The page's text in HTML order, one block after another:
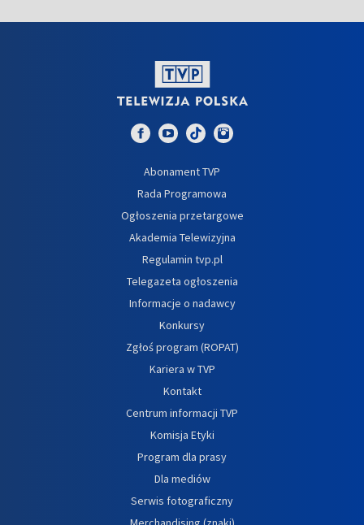
Abonament TVP
Rada Programowa
Ogłoszenia przetargowe
Akademia Telewizyjna
Regulamin tvp.pl
Telegazeta ogłoszenia
Informacje o nadawcy
Konkursy
Zgłoś program (ROPAT)
Kariera w TVP
Kontakt
Centrum informacji TVP
Komisja Etyki
Program dla prasy
Dla mediów
Serwis fotograficzny